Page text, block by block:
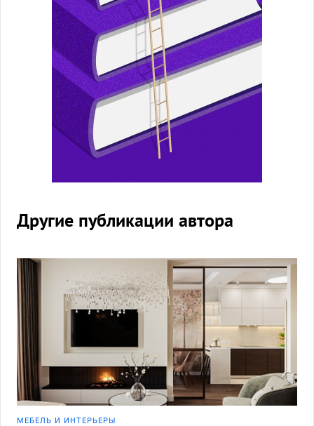
Другие публикации автора
МЕБЕЛЬ И ИНТЕРЬЕРЫ